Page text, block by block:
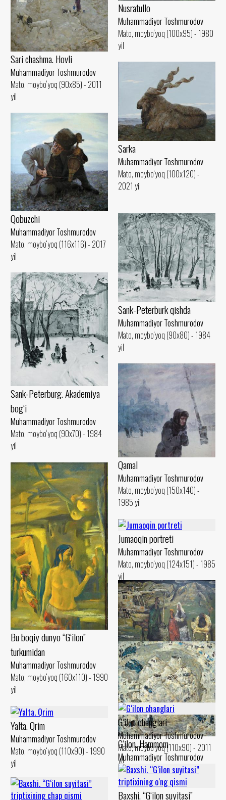
Nusratullo
Muhammadiyor Toshmurodov
Mato, moybo‘yoq (100x95) - 1980
yil
Sari chashma. Hovli
Muhammadiyor Toshmurodov
Mato, moybo‘yoq (90x85) - 2011
yil
Sarka
Muhammadiyor Toshmurodov
Mato, moybo‘yoq (100x120) -
2021 yil
Qobuzchi
Muhammadiyor Toshmurodov
Mato, moybo‘yoq (116x116) - 2017
yil
Sank-Peterburk qishda
Muhammadiyor Toshmurodov
Mato, moybo‘yoq (90x80) - 1984
yil
Sank-Peterburg. Akademiya
bog‘i
Muhammadiyor Toshmurodov
Mato, moybo‘yoq (90x70) - 1984
yil
Qamal
Muhammadiyor Toshmurodov
Mato, moybo‘yoq (150x140) -
1985 yil
Bu boqiy dunyo “G‘ilon”
turkumidan
Muhammadiyor Toshmurodov
Mato, moybo‘yoq (160x110) - 1990
yil
Jumaoqin portreti
Muhammadiyor Toshmurodov
Mato, moybo‘yoq (124x151) - 1985
yil
G‘ilon yumushlaru
Muhammadiyor Toshmurodov
Mato, moybo‘yoq (90x130) - 1994
yil
G‘ilon. Hammom
Muhammadiyor Toshmurodov
Mato, moybo‘yoq (150x150) -
1998 yil
G‘ilon ohanglari
Muhammadiyor Toshmurodov
Mato, moybo‘yoq (110x90) - 2011
yil
Yalta. Qrim
Muhammadiyor Toshmurodov
Mato, moybo‘yoq (110x90) - 1990
yil
Baxshi. “G‘ilon suyitasi”